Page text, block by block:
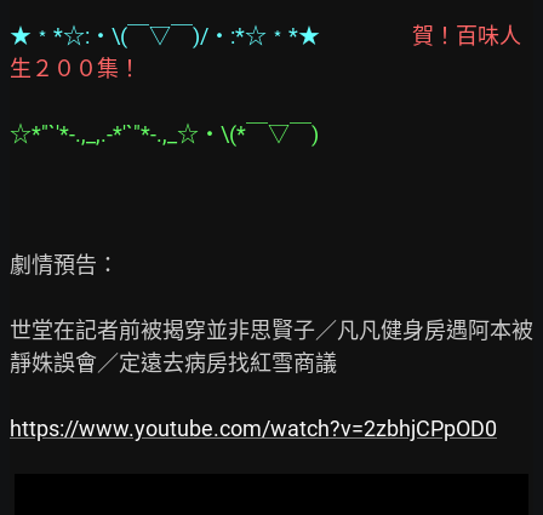
★﹡*☆:‧\(￣▽￣)/‧:*☆﹡*★
賀！百味人
生２００集！
☆*"`'*-.,_,.-*'`"*-.,_☆‧\(*￣▽￣)
劇情預告：
世堂在記者前被揭穿並非思賢子／凡凡健身房遇阿本被
靜姝誤會／定遠去病房找紅雪商議
https://www.youtube.com/watch?v=2zbhjCPpOD0